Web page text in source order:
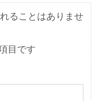
ることはありませ
目です